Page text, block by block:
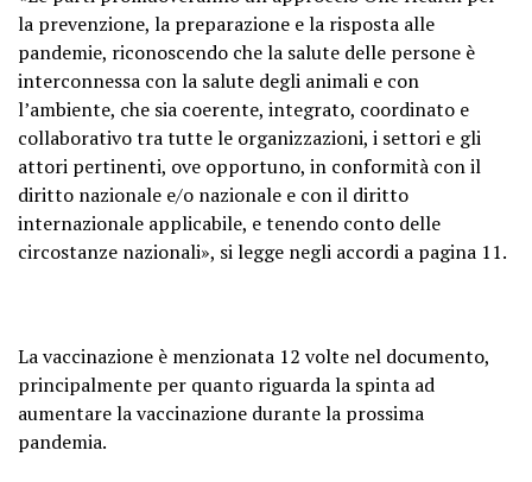
la prevenzione, la preparazione e la risposta alle
pandemie, riconoscendo che la salute delle persone è
interconnessa con la salute degli animali e con
l’ambiente, che sia coerente, integrato, coordinato e
collaborativo tra tutte le organizzazioni, i settori e gli
attori pertinenti, ove opportuno, in conformità con il
diritto nazionale e/o nazionale e con il diritto
internazionale applicabile, e tenendo conto delle
circostanze nazionali», si legge negli accordi a pagina 11.
La vaccinazione è menzionata 12 volte nel documento,
principalmente per quanto riguarda la spinta ad
aumentare la vaccinazione durante la prossima
pandemia.